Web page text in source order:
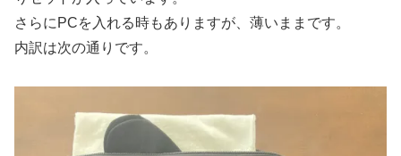
さらにPCを入れる時もありますが、薄いままです。
内訳は次の通りです。